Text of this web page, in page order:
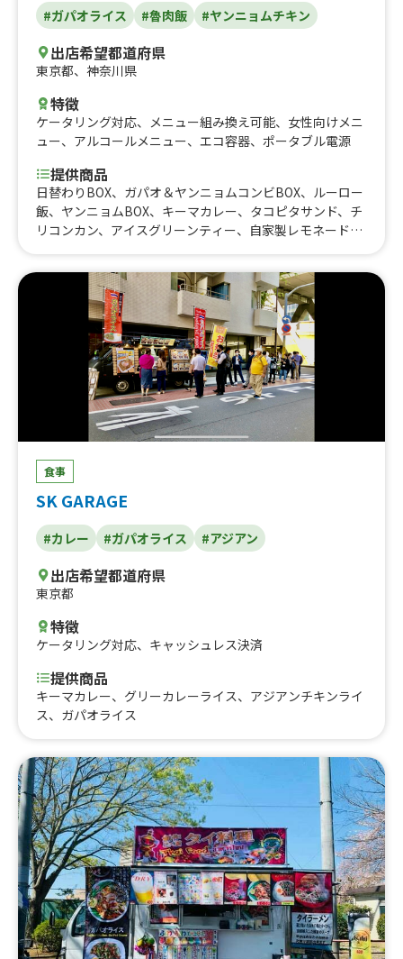
#ガパオライス #魯肉飯 #ヤンニョムチキン
出店希望都道府県
東京都、 神奈川県
特徴
ケータリング対応、 メニュー組み換え可能、 女性向けメニ
ュー、 アルコールメニュー、 エコ容器、 ポータブル電源
提供商品
日替わりBOX、ガパオ＆ヤンニョムコンビBOX、ルーロー
飯、ヤンニョムBOX、キーマカレー、タコピタサンド、チ
リコンカン、アイスグリーンティー、自家製レモネード、
イス、ソイガパオライス
食事
SK GARAGE
#カレー #ガパオライス #アジアン
出店希望都道府県
東京都
特徴
ケータリング対応、 キャッシュレス決済
提供商品
キーマカレー、グリーカレーライス、アジアンチキンライ
ス、ガパオライス